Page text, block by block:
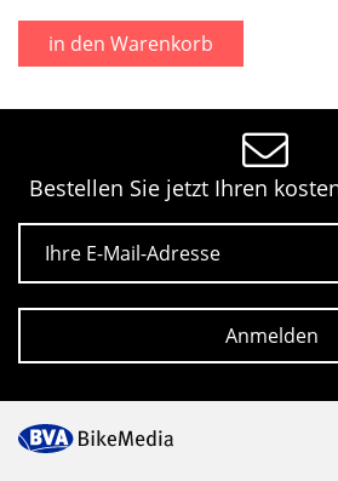
in den Warenkorb
Bestellen Sie jetzt Ihren
E-Mail
Anmelden